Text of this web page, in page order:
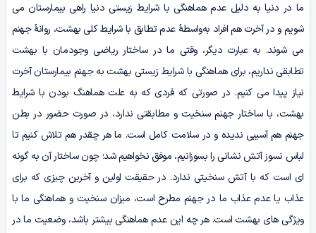
ما در دنیا به دلیل عدم هماهنگی با شرایط زیستی دنیا راهی بیمارستان می‌
شویم و در آخرت هم افراد به‌واسطۀ عدم تطابق با شرایط کلی بهشت، روانۀ جهنم
می‌ شوند. به عبارت دیگر، وقتی ما در ساختار ریاضی وجودمان با بهشت
تطابقی نداریم، برای هماهنگی با شرایط زیستی بهشت به جهنم بیمارستان آخرت
نیاز پیدا می‌ کنیم. در صورتی‌ که فردی که به علت هماهنگ بودن با شرایط
بهشت، با ساختار جهنم سنخیت و مطابقتی ندارد، در صورت حضور در بطن
جهنم هم آسیبی ندیده و در سلامت کامل است. ما هر چقدر هم تلاش کنیم تا
لباس نسوز آتش‌ نشانی را بسوزانیم، موفق نخواهیم شد؛ چون ساختار آن به گونه‌
ای است که با آتش سنخیتی ندارد. در حقیقت اولین و آخرین چیزی که برای
عذاب یا عدم عذاب ما در جهنم مطرح است، میزان سنخیت و هماهنگی ما با
ویژگی‌ های بهشت است. هر چه این عدم هماهنگی بیشتر باشد، وضعیت ما در